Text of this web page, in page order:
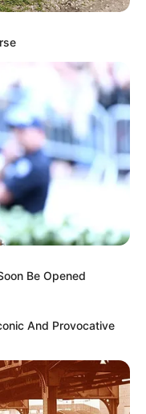
Be Opened
And Provocative